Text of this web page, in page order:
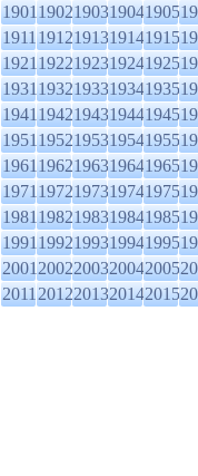
19011902190319041905
19111912191319141915
19211922192319241925
19311932193319341935
19411942194319441945
19511952195319541955
19611962196319641965
19711972197319741975
19811982198319841985
19911992199319941995
20012002200320042005
20112012201320142015